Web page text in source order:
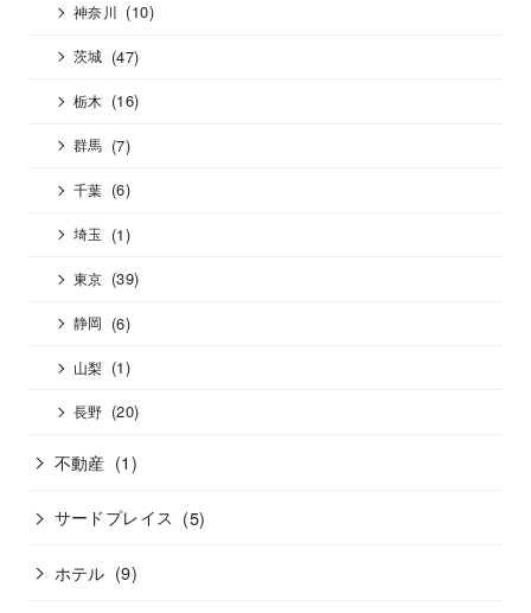
神奈川 (10)
茨城 (47)
栃木 (16)
群馬 (7)
千葉 (6)
埼玉 (1)
東京 (39)
静岡 (6)
山梨 (1)
長野 (20)
不動産 (1)
サードプレイス (5)
ホテル (9)